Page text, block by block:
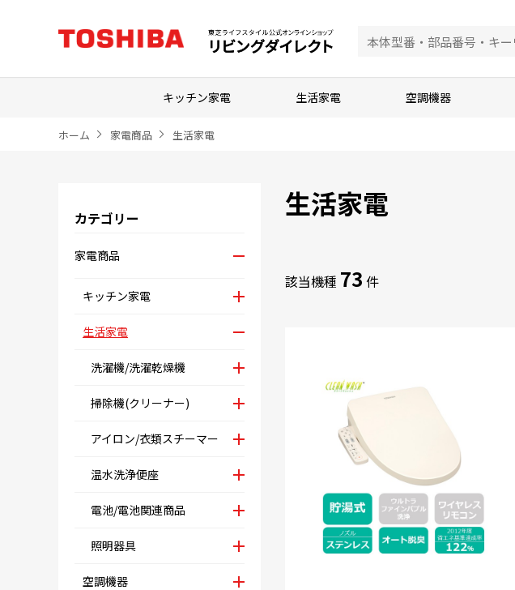
キッチン家電 生活家電 空調機器
ホーム 家電商品 生活家電
カテゴリー
家電商品
キッチン家電
生活家電
洗濯機/洗濯乾燥機
掃除機(クリーナー)
アイロン/衣類スチーマー
温水洗浄便座
電池/電池関連商品
照明器具
空調機器
生活家電
該当機種 73 件